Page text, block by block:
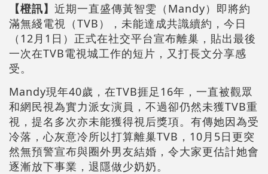
【橙訊】 近期一直盛傳黃智雯（Mandy）即將約
滿無綫電視（TVB），未能達成共識續約，今日
（12月1日）正式在社交平台宣布離巢，貼出最後
一次在TVB電視城工作的短片，又打長文分享感
受。
Mandy現年40歲，在TVB捱足16年，一直被觀眾
和網民視為實力派女演員，不過卻仍然未獲TVB重
視，提名多次亦未能獲得視后獎項。有傳她因為受
冷落，心灰意冷所以打算離巢TVB，10月5日更突
然無預警宣布與圈外男友結婚，令大家更估計她會
逐漸放下事業，退隱做少奶奶。